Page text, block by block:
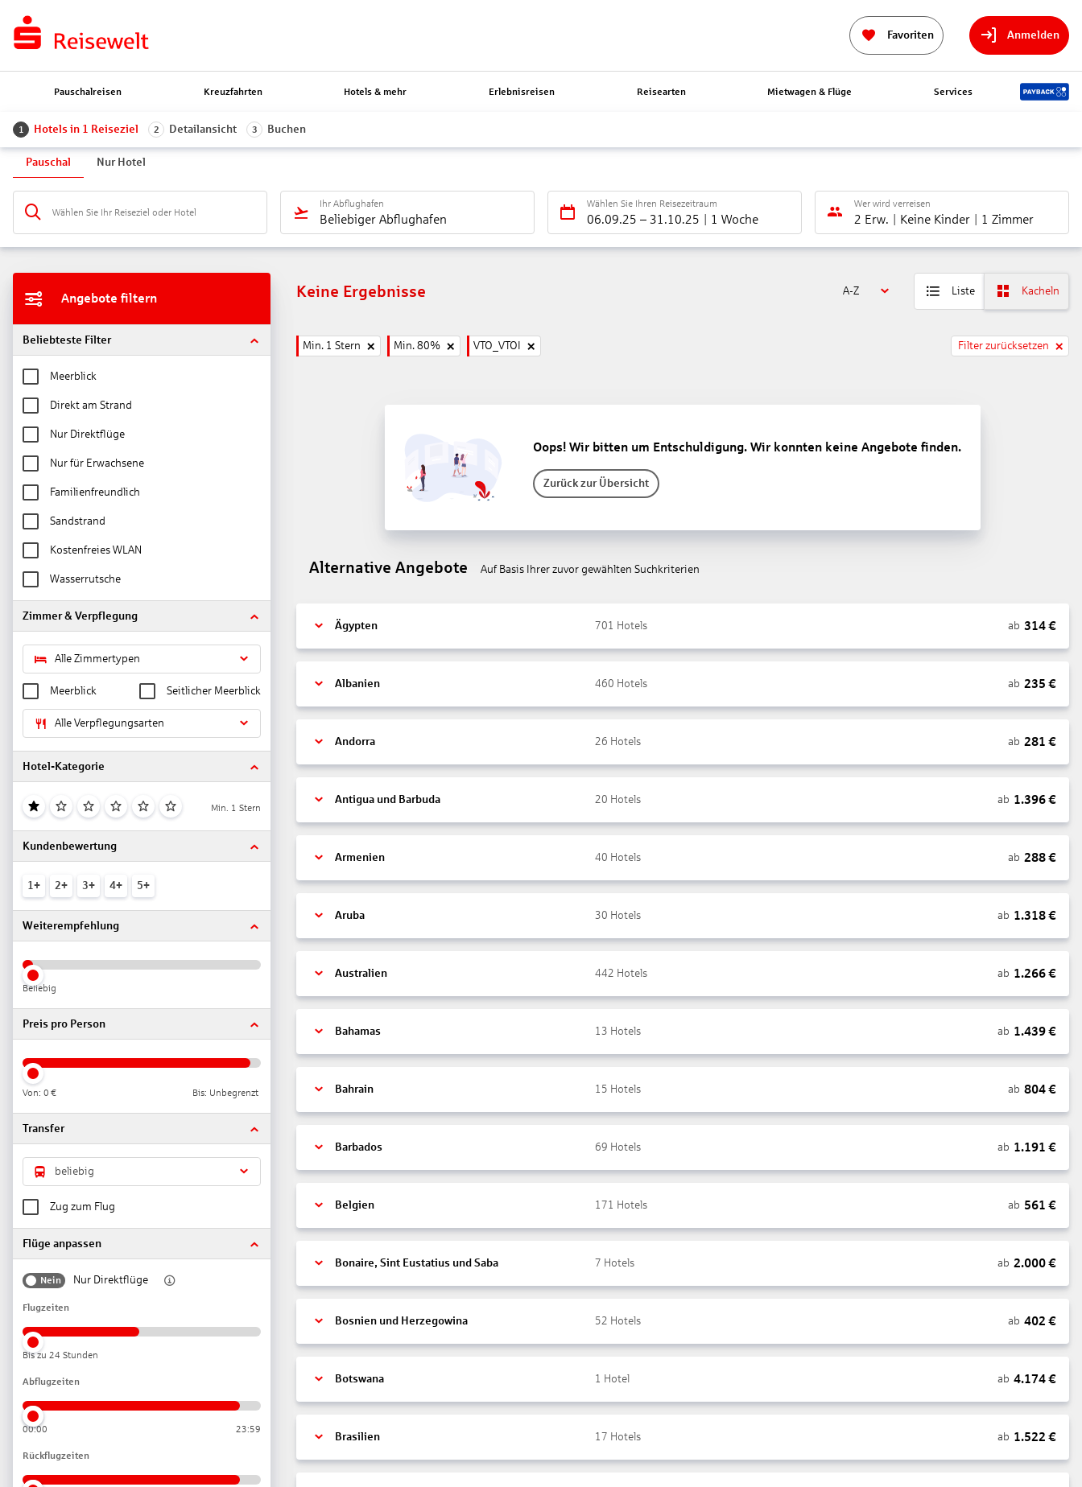
Favoriten Anmelden
Pauschalreisen Kreuzfahrten Hotels & mehr Erlebnisreisen Reisearten Mietwagen & Flüge Services
1 Hotels in 1 Reiseziel 2 Detailansicht 3 Buchen
Pauschal Nur Hotel
Wählen Sie Ihr Reiseziel oder Hotel
Ihr Abflughafen
Beliebiger Abflughafen
Wählen Sie Ihren Reisezeitraum
06.09.25 – 31.10.25 1 Woche
Wer wird verreisen
2 Erw. Keine Kinder 1 Zimmer
Angebote filtern
Beliebteste Filter
Meerblick
Direkt am Strand
Nur Direktflüge
Nur für Erwachsene
Familienfreundlich
Sandstrand
Kostenfreies WLAN
Wasserrutsche
Zimmer & Verpflegung
Alle Zimmertypen
Meerblick Seitlicher Meerblick
Alle Verpflegungsarten
Hotel-Kategorie
Min. 1 Stern
Kundenbewertung
1+ 2+ 3+ 4+ 5+
Weiterempfehlung
Beliebig
Preis pro Person
Von: 0 € Bis: Unbegrenzt
Transfer
beliebig
Zug zum Flug
Flüge anpassen
Nein Nur Direktflüge
Flugzeiten
Bis zu 24 Stunden
Abflugzeiten
00:00 23:59
Rückflugzeiten
Keine Ergebnisse A-Z Liste Kacheln
Min. 1 Stern Min. 80% VTO_VTOI Filter zurücksetzen
Oops! Wir bitten um Entschuldigung. Wir konnten keine Angebote finden.
Zurück zur Übersicht
Alternative Angebote Auf Basis Ihrer zuvor gewählten Suchkriterien
Ägypten 701 Hotels ab 314€
Albanien 460 Hotels ab 235 €
Andorra 26 Hotels ab 281 €
Antigua und Barbuda 20 Hotels ab 1.396€
Armenien 40 Hotels ab 288€
Aruba 30 Hotels ab 1.318€
Australien 442 Hotels ab 1.266€
Bahamas 13 Hotels ab 1.439€
Bahrain 15 Hotels ab 804€
Barbados 69 Hotels ab 1.191 €
Belgien 171 Hotels ab 561 €
Bonaire, Sint Eustatius und Saba 7 Hotels ab 2.000€
Bosnien und Herzegowina 52 Hotels ab 402 €
Botswana 1 Hotel ab 4.174€
Brasilien 17 Hotels ab 1.522 €